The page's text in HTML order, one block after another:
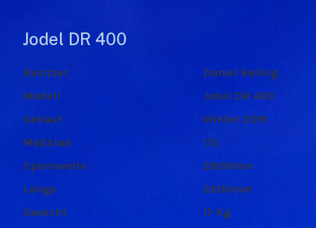
Jodel DR 400
Besitzer
Daniel Reiling
Modell
Jodel DR 400
Gebaut
Winter 2019
Maßstab
1/3
Spannweite
2800mm
Länge
2200mm
Gewicht
17 Kg